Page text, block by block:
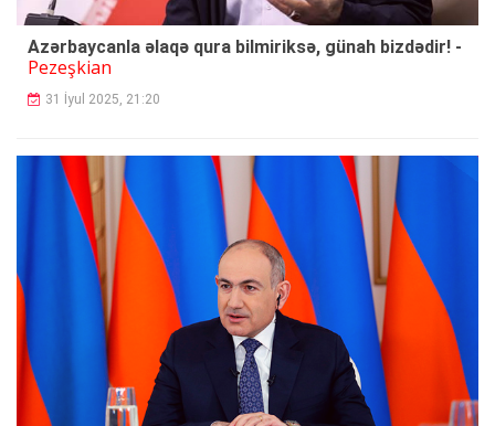
Azərbaycanla əlaqə qura bilmiriksə, günah bizdədir! -
Pezeşkian
31 İyul 2025, 21:20